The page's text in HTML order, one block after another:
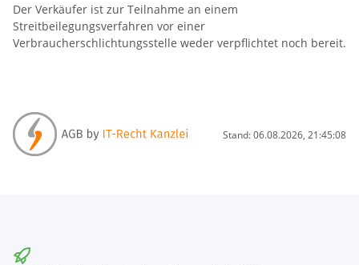
Der Verkäufer ist zur Teilnahme an einem
Streitbeilegungsverfahren vor einer
Verbraucherschlichtungsstelle weder verpflichtet noch bereit.
Stand: 06.08.2026, 21:45:08